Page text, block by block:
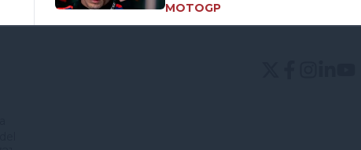
MOTOGP